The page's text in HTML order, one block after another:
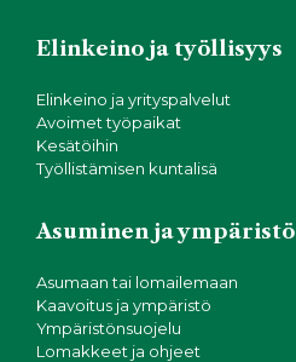
Elinkeino ja työllisyys
Elinkeino ja yrityspalvelut
Avoimet työpaikat
Kesätöihin
Työllistämisen kuntalisä
Asuminen ja ympäristö
Asumaan tai lomailemaan
Kaavoitus ja ympäristö
Ympäristönsuojelu
Lomakkeet ja ohjeet